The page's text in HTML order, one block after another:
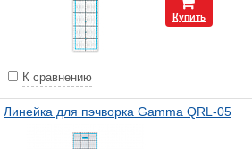
Купить
К сравнению
Линейка для пэчворка Gamma QRL-05